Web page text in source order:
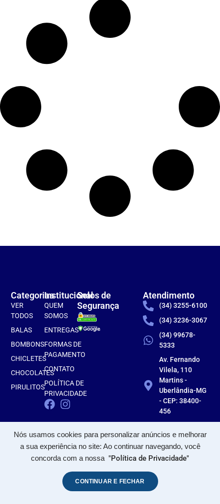
Nós usamos cookies para personalizar anúncios e melhorar
a sua experiência no site: Ao continuar navegando, você
concorda com a nossa "Política de Privacidade"
CONTINUAR E FECHAR
Institucional
QUEM
SOMOS
ENTREGAS
FORMAS DE
PAGAMENTO
CONTATO
POLÍTICA DE
PRIVACIDADE
Categorias
VER
TODOS
BALAS
BOMBONS
CHICLETES
CHOCOLATES
PIRULITOS
Atendimento
(34) 3255-6100
(34) 3236-3067
(34) 99678-
5333
Av. Fernando
Vilela, 110
Martins -
Uberlândia-MG
- CEP: 38400-
456
Selos de
Segurança